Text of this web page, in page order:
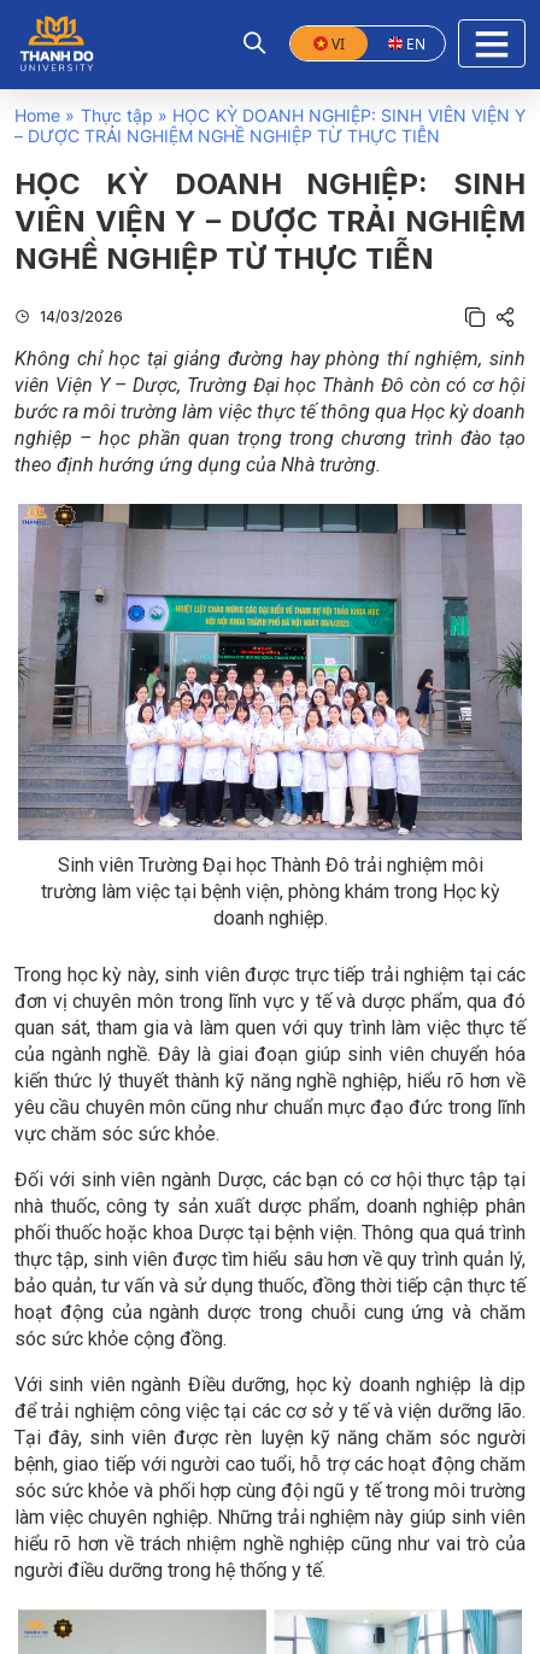
VI EN
Home » Thực tập » HỌC KỲ DOANH NGHIỆP: SINH VIÊN VIỆN Y
– DƯỢC TRẢI NGHIỆM NGHỀ NGHIỆP TỪ THỰC TIỄN
HỌC KỲ DOANH NGHIỆP: SINH
VIÊN VIỆN Y – DƯỢC TRẢI NGHIỆM
NGHỀ NGHIỆP TỪ THỰC TIỄN
14/03/2026
Không chỉ học tại giảng đường hay phòng thí nghiệm, sinh
viên Viện Y – Dược, Trường Đại học Thành Đô còn có cơ hội
bước ra môi trường làm việc thực tế thông qua Học kỳ doanh
nghiệp – học phần quan trọng trong chương trình đào tạo
theo định hướng ứng dụng của Nhà trường.
Sinh viên Trường Đại học Thành Đô trải nghiệm môi
trường làm việc tại bệnh viện, phòng khám trong Học kỳ
doanh nghiệp.
Trong học kỳ này, sinh viên được trực tiếp trải nghiệm tại các
đơn vị chuyên môn trong lĩnh vực y tế và dược phẩm, qua đó
quan sát, tham gia và làm quen với quy trình làm việc thực tế
của ngành nghề. Đây là giai đoạn giúp sinh viên chuyển hóa
kiến thức lý thuyết thành kỹ năng nghề nghiệp, hiểu rõ hơn về
yêu cầu chuyên môn cũng như chuẩn mực đạo đức trong lĩnh
vực chăm sóc sức khỏe.
Đối với sinh viên ngành Dược, các bạn có cơ hội thực tập tại
nhà thuốc, công ty sản xuất dược phẩm, doanh nghiệp phân
phối thuốc hoặc khoa Dược tại bệnh viện. Thông qua quá trình
thực tập, sinh viên được tìm hiểu sâu hơn về quy trình quản lý,
bảo quản, tư vấn và sử dụng thuốc, đồng thời tiếp cận thực tế
hoạt động của ngành dược trong chuỗi cung ứng và chăm
sóc sức khỏe cộng đồng.
Với sinh viên ngành Điều dưỡng, học kỳ doanh nghiệp là dịp
để trải nghiệm công việc tại các cơ sở y tế và viện dưỡng lão.
Tại đây, sinh viên được rèn luyện kỹ năng chăm sóc người
bệnh, giao tiếp với người cao tuổi, hỗ trợ các hoạt động chăm
sóc sức khỏe và phối hợp cùng đội ngũ y tế trong môi trường
làm việc chuyên nghiệp. Những trải nghiệm này giúp sinh viên
hiểu rõ hơn về trách nhiệm nghề nghiệp cũng như vai trò của
người điều dưỡng trong hệ thống y tế.